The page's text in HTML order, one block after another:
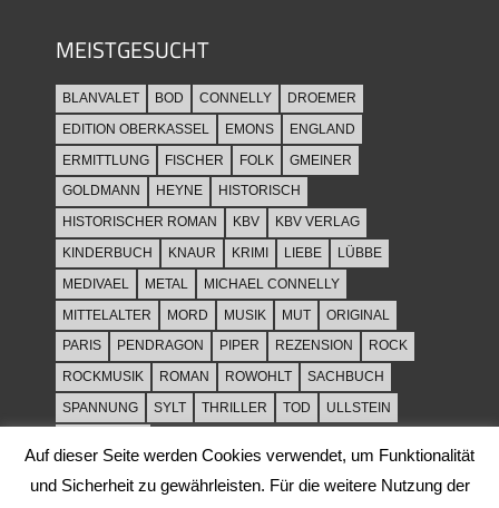
MEISTGESUCHT
BLANVALET BOD CONNELLY
DROEMER
EDITION OBERKASSEL
EMONS
ENGLAND
ERMITTLUNG
FISCHER FOLK
GMEINER
GOLDMANN
HEYNE
HISTORISCH
HISTORISCHER ROMAN
KBV
KBV VERLAG
KINDERBUCH
KNAUR KRIMI LIEBE
LÜBBE
MEDIVAEL
METAL
MICHAEL CONNELLY
MITTELALTER
MORD MUSIK MUT
ORIGINAL
PARIS
PENDRAGON PIPER REZENSION
ROCK
ROCKMUSIK
ROMAN ROWOHLT
SACHBUCH
SPANNUNG
SYLT THRILLER TOD
ULLSTEIN
Auf dieser Seite werden Cookies verwendet, um Funktionalität
und Sicherheit zu gewährleisten. Für die weitere Nutzung der